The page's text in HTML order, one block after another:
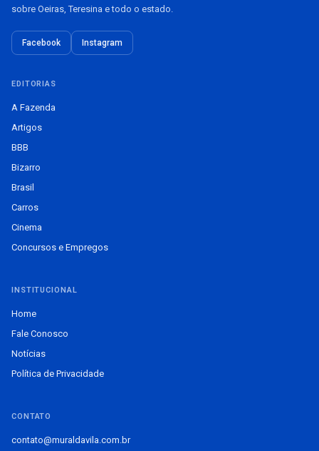
sobre Oeiras, Teresina e todo o estado.
Facebook Instagram
EDITORIAS
A Fazenda
Artigos
BBB
Bizarro
Brasil
Carros
Cinema
Concursos e Empregos
INSTITUCIONAL
Home
Fale Conosco
Notícias
Política de Privacidade
CONTATO
contato@muraldavila.com.br